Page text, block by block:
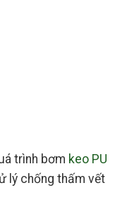
trình bơm keo PU
lý chống thấm vết